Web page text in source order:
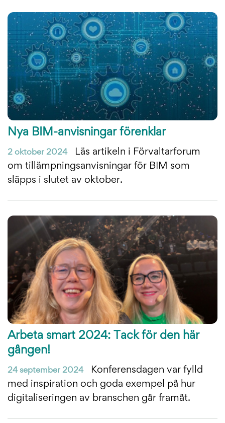
Nya BIM-anvisningar förenklar
2 oktober 2024
Läs artikeln i Förvaltarforum
om tillämpningsanvisningar för BIM som
släpps i slutet av oktober.
Arbeta smart 2024: Tack för den här
gången!
24 september 2024
Konferensdagen var fylld
med inspiration och goda exempel på hur
digitaliseringen av branschen går framåt.